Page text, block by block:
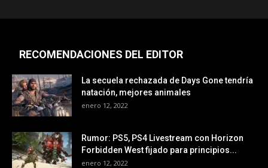
RECOMENDACIONES DEL EDITOR
La secuela rechazada de Days Gone tendría
natación, mejores animales
enero 12, 2022
Rumor: PS5, PS4 Livestream con Horizon
Forbidden West fijado para principios...
enero 12, 2022